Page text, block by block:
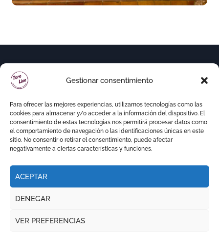
Gestionar consentimiento
Para ofrecer las mejores experiencias, utilizamos tecnologías como las
cookies para almacenar y/o acceder a la información del dispositivo. El
consentimiento de estas tecnologías nos permitirá procesar datos como
el comportamiento de navegación o las identificaciones únicas en este
sitio. No consentir o retirar el consentimiento, puede afectar
negativamente a ciertas características y funciones.
ACEPTAR
DENEGAR
VER PREFERENCIAS
Copyright © Todos los derechos reservados